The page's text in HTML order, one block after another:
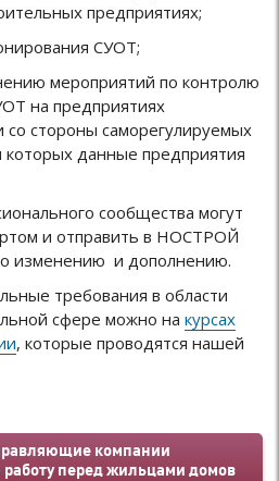
предприятиях;
СУОТ;
мероприятий по контролю
на предприятиях
со стороны саморегулируемых
которых данные предприятия
сообщества могут
и отправить в НОСТРОЙ
изменению и дополнению.
требования в области
сфере можно на курсах
, которые проводятся нашей
компании
работу перед жильцами домов